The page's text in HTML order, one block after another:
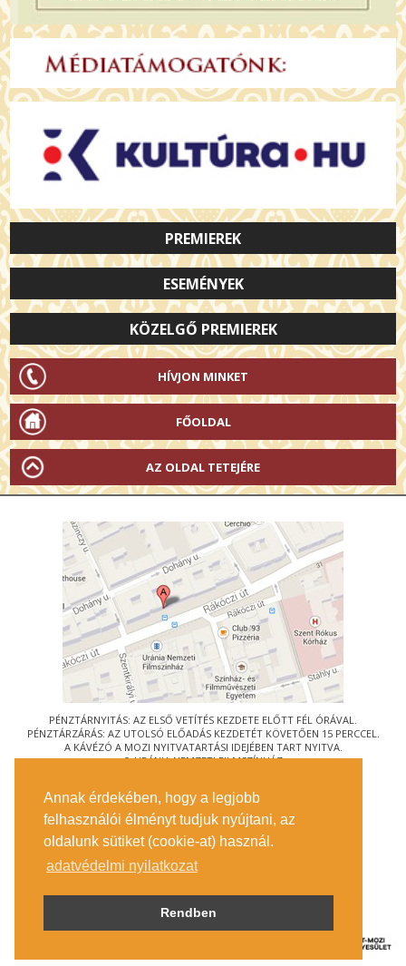
Annak érdekében, hogy a legjobb
felhasználói élményt tudjuk nyújtani, az
oldalunk sütiket (cookie-at) használ.
adatvédelmi nyilatkozat
Rendben
PREMIEREK
ESEMÉNYEK
KÖZELGŐ PREMIEREK
HÍVJON MINKET
FŐOLDAL
AZ OLDAL TETEJÉRE
PÉNZTÁRNYITÁS: AZ ELSŐ VETÍTÉS KEZDETE ELŐTT FÉL ÓRÁVAL.
PÉNZTÁRZÁRÁS: AZ UTOLSÓ ELŐADÁS KEZDETÉT KÖVETŐEN 15 PERCCEL.
A KÁVÉZÓ A MOZI NYITVATARTÁSI IDEJÉBEN TART NYITVA.
© URÁNIA NEMZETI FILMSZÍNHÁZ
1088 BUDAPEST, RÁKÓCZI ÚT 21.
MEGKÖZELÍTÉS
JEGYINFORMÁCIÓ
ÍRJON NEKÜNK!
KÖZÉRDEKŰ ADATOK